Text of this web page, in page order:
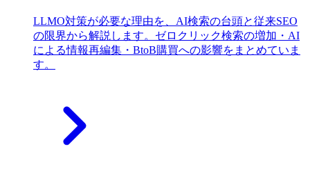
LLMO対策が必要な理由を、AI検索の台頭と従来SEO
の限界から解説します。ゼロクリック検索の増加・AI
による情報再編集・BtoB購買への影響をまとめていま
す。